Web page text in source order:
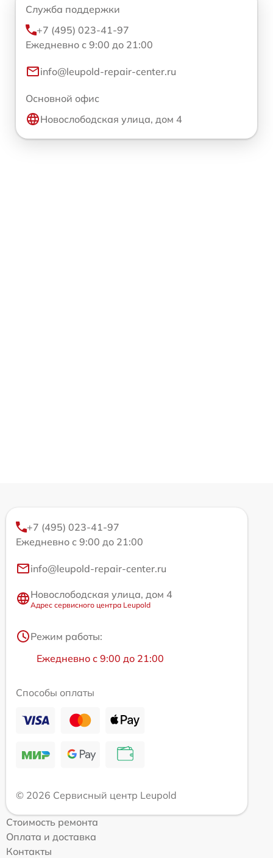
Служба поддержки
+7 (495) 023-41-97
Ежедневно с 9:00 до 21:00
info@leupold-repair-center.ru
Основной офис
Новослободская улица, дом 4
+7 (495) 023-41-97
Ежедневно с 9:00 до 21:00
info@leupold-repair-center.ru
Новослободская улица, дом 4
Адрес сервисного центра Leupold
Режим работы:
Ежедневно с 9:00 до 21:00
Способы оплаты
© 2026 Сервисный центр Leupold
Стоимость ремонта
Оплата и доставка
Контакты